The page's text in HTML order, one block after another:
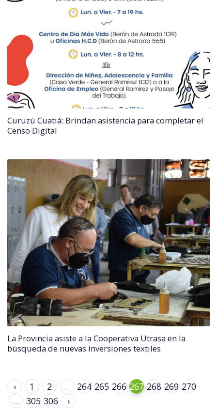
Curuzú Cuatiá: Brindan asistencia para completar el
Censo Digital
La Provincia asiste a la Cooperativa Utrasa en la
búsqueda de nuevas inversiones textiles
‹ 1 2 ... 264 265 266 267 268 269 270
...
305 306 ›